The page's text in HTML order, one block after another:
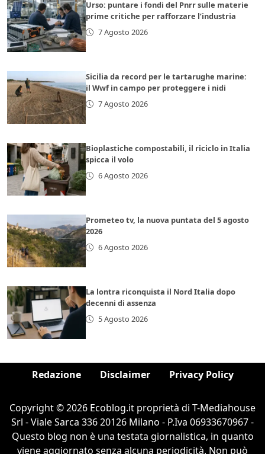
Urso: puntare i fondi del Pnrr sulle materie
prime critiche per rafforzare l’industria
7 Agosto 2026
Sicilia da record per le tartarughe marine:
il Wwf in campo per proteggere i nidi
7 Agosto 2026
Bioplastiche compostabili, il riciclo in Italia
spicca il volo
6 Agosto 2026
Prometeo tv, la nuova puntata del 5 agosto
2026
6 Agosto 2026
La lontra riconquista il Nord Italia dopo
decenni di assenza
5 Agosto 2026
Redazione Disclaimer Privacy Policy
Copyright © 2026 Ecoblog.it proprietà di T-Mediahouse
Srl - Viale Sarca 336 20126 Milano - P.Iva 06933670967 -
Questo blog non è una testata giornalistica, in quanto
viene aggiornato senza alcuna periodicità. Non può